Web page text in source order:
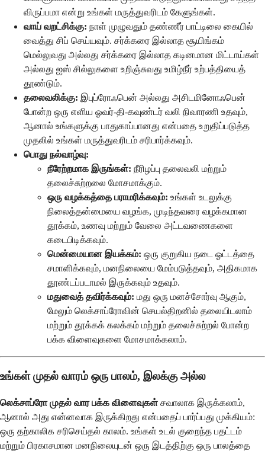
விருப்பமா என்று உங்கள் மருத்துவரிடம் கேளுங்கள்.
வாய் வறட்சிக்கு: நாள் முழுவதும் தண்ணீர் பாட்டிலை கையில்
வைத்து சிப் செய்யவும். சர்க்கரை இல்லாத சூயிங்கம்
மெல்லுவது அல்லது சர்க்கரை இல்லாத கடினமான மிட்டாய்கள்
அல்லது ஐஸ் சில்லுகளை உறிஞ்சுவது உமிழ்நீர் உற்பத்தியைத்
தூண்டும்.
தலைவலிக்கு: இபுப்ரோஃபென் அல்லது அசிடமினோஃபென்
போன்ற ஒரு எளிய ஓவர்-தி-கவுண்டர் வலி நிவாரணி உதவும்,
ஆனால் உங்களுக்கு பாதுகாப்பானது என்பதை உறுதிப்படுத்த
முதலில் உங்கள் மருத்துவரிடம் சரிபார்க்கவும்.
பொது நல்வாழ்வு:
நீரேற்றமாக இருங்கள்: நீரிழப்பு தலைவலி மற்றும்
தலைச்சுற்றலை மோசமாக்கும்.
ஒரு வழக்கத்தை பராமரிக்கவும்: உங்கள் உடலுக்கு
நிலைத்தன்மையை வழங்க, முடிந்தவரை வழக்கமான
தூக்கம், உணவு மற்றும் வேலை அட்டவணைகளை
கடைபிடிக்கவும்.
மென்மையான இயக்கம்: ஒரு குறுகிய நடை ஓட்டத்தை
சமாளிக்கவும், மனநிலையை மேம்படுத்தவும், அதிகமாக
தூண்டப்படாமல் இருக்கவும் உதவும்.
மதுவைத் தவிர்க்கவும்: மது ஒரு மனச்சோர்வு ஆகும்,
மேலும் லெக்சாப்ரோவின் செயல்திறனில் தலையிடலாம்
மற்றும் தூக்கக் கலக்கம் மற்றும் தலைச்சுற்றல் போன்ற
பக்க விளைவுகளை மோசமாக்கலாம்.
உங்கள் முதல் வாரம் ஒரு பாலம், இலக்கு அல்ல
லெக்சாப்ரோ முதல் வார பக்க விளைவுகள் சவாலாக இருக்கலாம்,
ஆனால் அது என்னவாக இருக்கிறது என்பதைப் பார்ப்பது முக்கியம்:
ஒரு தற்காலிக சரிசெய்தல் காலம். உங்கள் உடல் குறைந்த பதட்டம்
மற்றும் பிரகாசமான மனநிலையுடன் ஒரு இடத்திற்கு ஒரு பாலத்தை